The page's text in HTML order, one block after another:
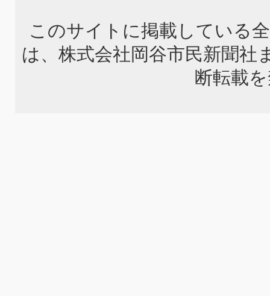
このサイトに掲載している
は、株式会社岡谷市民新聞社
断転載